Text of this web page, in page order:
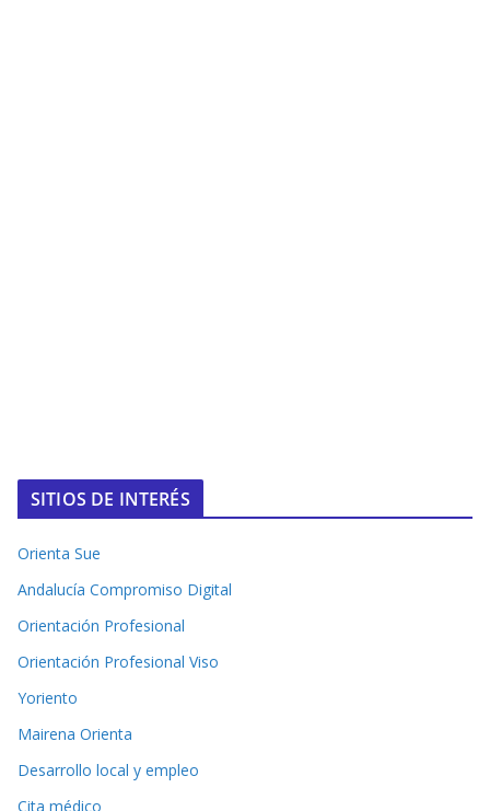
SITIOS DE INTERÉS
Orienta Sue
Andalucía Compromiso Digital
Orientación Profesional
Orientación Profesional Viso
Yoriento
Mairena Orienta
Desarrollo local y empleo
Cita médico